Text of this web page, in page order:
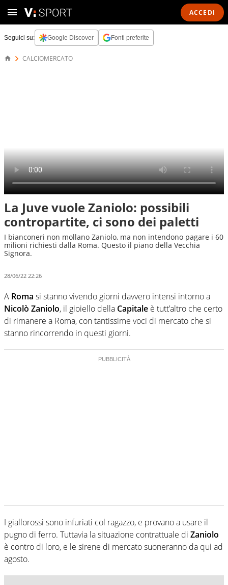
ACCEDI
Seguici su: Google Discover Fonti preferite
CALCIOMERCATO
La Juve vuole Zaniolo: possibili
contropartite, ci sono dei paletti
I bianconeri non mollano Zaniolo, ma non intendono pagare i 60
milioni richiesti dalla Roma. Questo il piano della Vecchia
Signora.
28/06/22 22:26
A Roma si stanno vivendo giorni davvero intensi intorno a
Nicolò Zaniolo, il gioiello della Capitale è tutt’altro che certo
di rimanere a Roma, con tantissime voci di mercato che si
stanno rincorrendo in questi giorni.
I giallorossi sono infuriati col ragazzo, e provano a usare il
pugno di ferro. Tuttavia la situazione contrattuale di Zaniolo
è contro di loro, e le sirene di mercato suoneranno da qui ad
agosto.